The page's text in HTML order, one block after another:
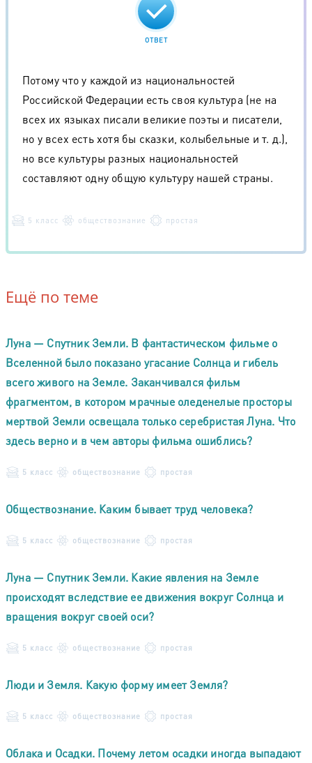
ОТВЕТ
Потому что у каждой из национальностей
Российской Федерации есть своя культура (не на
всех их языках писали великие поэты и писатели,
но у всех есть хотя бы сказки, колыбельные и т. д.),
но все культуры разных национальностей
составляют одну общую культуру нашей страны.
5 класс обществознание простая
Ещё по теме
Луна — Спутник Земли. В фантастическом фильме о
Вселенной было показано угасание Солнца и гибель
всего живого на Земле. Заканчивался фильм
фрагментом, в котором мрачные оледенелые просторы
мертвой Земли освещала только серебристая Луна. Что
здесь верно и в чем авторы фильма ошиблись?
5 класс обществознание простая
Обществознание. Каким бывает труд человека?
5 класс обществознание простая
Луна — Спутник Земли. Какие явления на Земле
происходят вследствие ее движения вокруг Солнца и
вращения вокруг своей оси?
5 класс обществознание простая
Люди и Земля. Какую форму имеет Земля?
5 класс обществознание простая
Облака и Осадки. Почему летом осадки иногда выпадают